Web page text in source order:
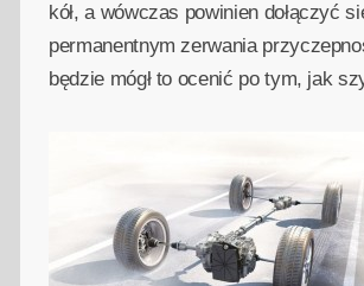
kół, a wówczas powinien dołączyć
permanentnym zerwania
będzie mógł to ocenić po tym, jak